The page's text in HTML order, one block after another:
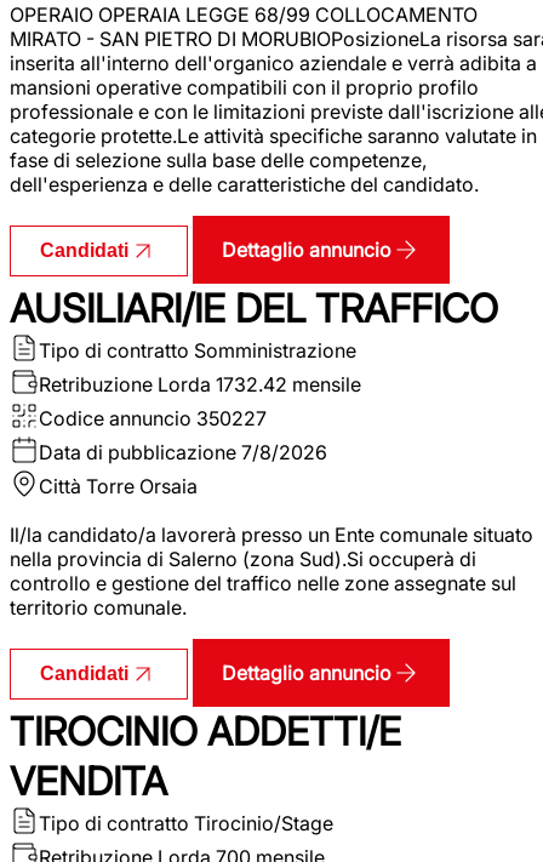
OPERAIO OPERAIA LEGGE 68/99 COLLOCAMENTO
MIRATO - SAN PIETRO DI MORUBIOPosizioneLa risorsa
inserita all'interno dell'organico aziendale e verrà adibita a
mansioni operative compatibili con il proprio profilo
professionale e con le limitazioni previste dall'iscrizione
categorie protette.Le attività specifiche saranno valutate in
fase di selezione sulla base delle competenze,
dell'esperienza e delle caratteristiche del candidato.
Candidati Dettaglio annuncio
AUSILIARI/IE DEL TRAFFICO
Tipo di contratto Somministrazione
Retribuzione Lorda 1732.42 mensile
Codice annuncio 350227
Data di pubblicazione 7/8/2026
Città Torre Orsaia
Il/la candidato/a lavorerà presso un Ente comunale situato
nella provincia di Salerno (zona Sud).Si occuperà di
controllo e gestione del traffico nelle zone assegnate sul
territorio comunale.
Candidati Dettaglio annuncio
TIROCINIO ADDETTI/E
VENDITA
Tipo di contratto Tirocinio/Stage
Retribuzione Lorda 700 mensile